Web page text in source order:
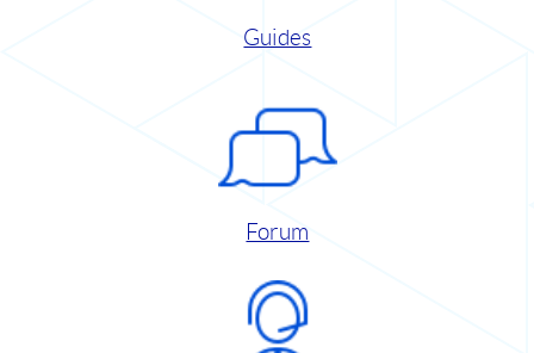
Guides
Forum